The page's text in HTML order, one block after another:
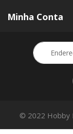
Minha Conta
Inscreva-
se
© 2022 Hobby